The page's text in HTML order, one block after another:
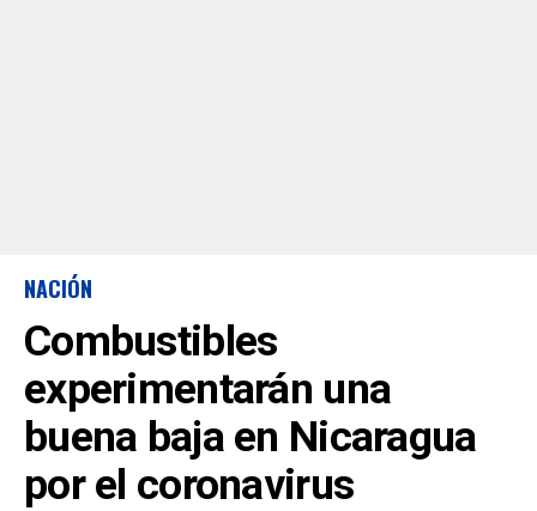
NACIÓN
Combustibles
experimentarán una
buena baja en Nicaragua
por el coronavirus